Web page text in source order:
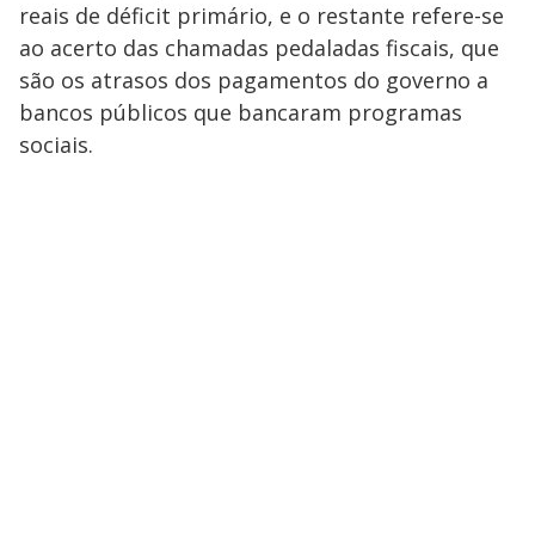
reais de déficit primário, e o restante refere-se
ao acerto das chamadas pedaladas fiscais, que
são os atrasos dos pagamentos do governo a
bancos públicos que bancaram programas
sociais.